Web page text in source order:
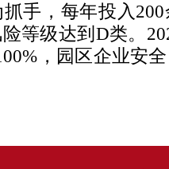
手，每年投入
等级达到D类。
，园区企业安